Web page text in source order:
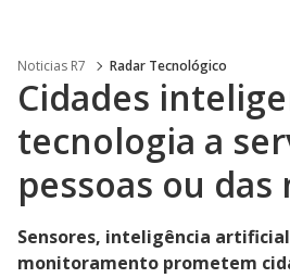
Noticias R7 Radar Tecnológico
Cidades
tecnologia a
pessoas ou das
Sensores, inteligência
monitoramento prometem